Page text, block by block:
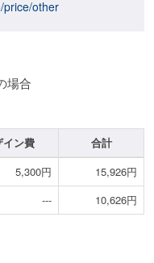
price/other
場合
イン費
合計
5,300円
15,926円
--- 10,626円